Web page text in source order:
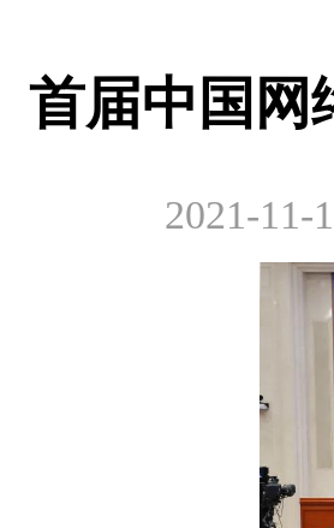
首届中国网
2021-11-